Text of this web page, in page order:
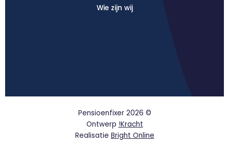
Wie zijn wij
Pensioenfixer 2026 ©
Ontwerp !Kracht
Realisatie Bright Online